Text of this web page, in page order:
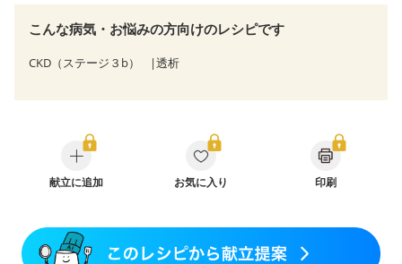
こんな病気・お悩みの方向けのレシピです
CKD（ステージ３b） 透析
献立に追加 お気に入り 印刷